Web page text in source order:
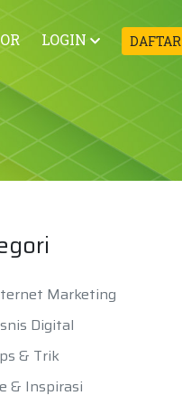
LOGIN DAFTAR
Marketing
Digital
& Trik
& Inspirasi